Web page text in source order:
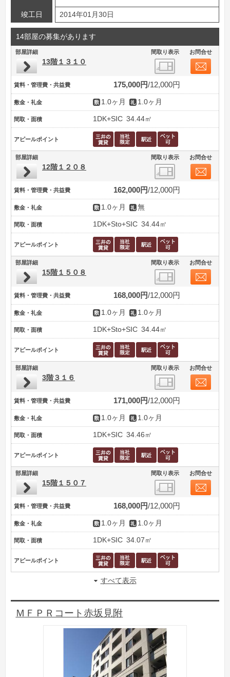
竣工日 2014年01月30日
14部屋の募集があります
部屋詳細 間取り表示 お問合せ
13階１３１０
賃料・管理費・共益費 175,000円 12,000円
敷金・礼金 1.0ヶ月 1.0ヶ月
間取・面積 1DK+SIC 34.44㎡
アピールポイント
部屋詳細 間取り表示 お問合せ
12階１２０８
賃料・管理費・共益費 162,000円 12,000円
敷金・礼金 1.0ヶ月 無
間取・面積 1DK+Sto+SIC 34.44㎡
アピールポイント
部屋詳細 間取り表示 お問合せ
15階１５０８
賃料・管理費・共益費 168,000円 12,000円
敷金・礼金 1.0ヶ月 1.0ヶ月
間取・面積 1DK+Sto+SIC 34.44㎡
アピールポイント
部屋詳細 間取り表示 お問合せ
3階３１６
賃料・管理費・共益費 171,000円 12,000円
敷金・礼金 1.0ヶ月 1.0ヶ月
間取・面積 1DK+SIC 34.46㎡
アピールポイント
部屋詳細 間取り表示 お問合せ
15階１５０７
賃料・管理費・共益費 168,000円 12,000円
敷金・礼金 1.0ヶ月 1.0ヶ月
間取・面積 1DK+SIC 34.07㎡
アピールポイント
すべて表示
ＭＦＰＲコート赤坂見附